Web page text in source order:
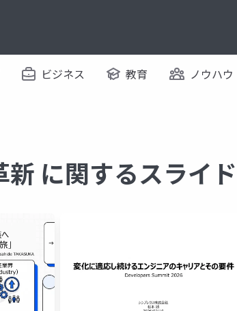
ビジネス 教育 ノウハウ
新 に関するスライド